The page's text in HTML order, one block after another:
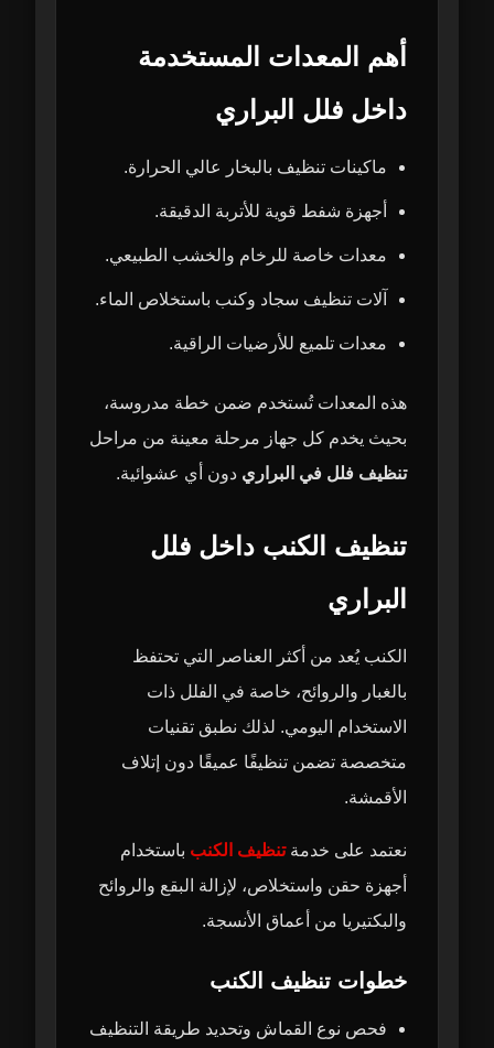
أهم المعدات المستخدمة
داخل فلل البراري
ماكينات تنظيف بالبخار عالي الحرارة.
أجهزة شفط قوية للأتربة الدقيقة.
معدات خاصة للرخام والخشب الطبيعي.
آلات تنظيف سجاد وكنب باستخلاص الماء.
معدات تلميع للأرضيات الراقية.
هذه المعدات تُستخدم ضمن خطة مدروسة،
بحيث يخدم كل جهاز مرحلة معينة من مراحل
تنظيف فلل في البراري دون أي عشوائية.
تنظيف الكنب داخل فلل
البراري
الكنب يُعد من أكثر العناصر التي تحتفظ
بالغبار والروائح، خاصة في الفلل ذات
الاستخدام اليومي. لذلك نطبق تقنيات
متخصصة تضمن تنظيفًا عميقًا دون إتلاف
الأقمشة.
نعتمد على خدمةتنظيف الكنب باستخدام
أجهزة حقن واستخلاص، لإزالة البقع والروائح
والبكتيريا من أعماق الأنسجة.
خطوات تنظيف الكنب
فحص نوع القماش وتحديد طريقة التنظيف